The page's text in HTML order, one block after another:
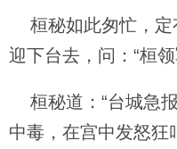
桓秘如此匆忙，定
迎下台去，问：“桓
桓秘道：“台城急
中毒，在宫中发怒狂